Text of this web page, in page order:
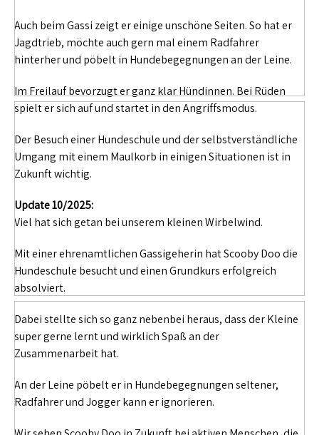
Auch beim Gassi zeigt er einige unschöne Seiten. So hat er
Jagdtrieb, möchte auch gern mal einem Radfahrer
hinterher und pöbelt in Hundebegegnungen an der Leine.
Im Freilauf bevorzugt er ganz klar Hündinnen. Bei Rüden
spielt er sich auf und startet in den Angriffsmodus.
Der Besuch einer Hundeschule und der selbstverständliche
Umgang mit einem Maulkorb in einigen Situationen ist in
Zukunft wichtig.
Update 10/2025:
Viel hat sich getan bei unserem kleinen Wirbelwind.
Mit einer ehrenamtlichen Gassigeherin hat Scooby Doo die
Hundeschule besucht und einen Grundkurs erfolgreich
absolviert.
Dabei stellte sich so ganz nebenbei heraus, dass der Kleine
super gerne lernt und wirklich Spaß an der
Zusammenarbeit hat.
An der Leine pöbelt er in Hundebegegnungen seltener,
Radfahrer und Jogger kann er ignorieren.